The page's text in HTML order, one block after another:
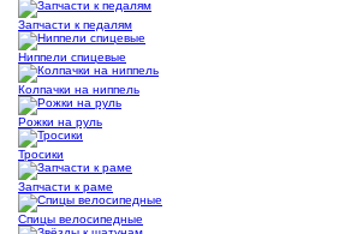
Запчасти к педалям
Ниппели спицевые
Колпачки на ниппель
Рожки на руль
Тросики
Запчасти к раме
Спицы велосипедные